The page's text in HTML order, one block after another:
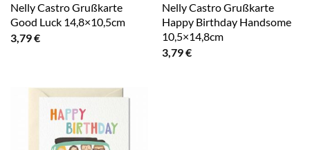
Nelly Castro Grußkarte
Good Luck 14,8×10,5cm
3,79€
Nelly Castro Grußkarte
Happy Birthday Handsome
10,5×14,8cm
3,79€